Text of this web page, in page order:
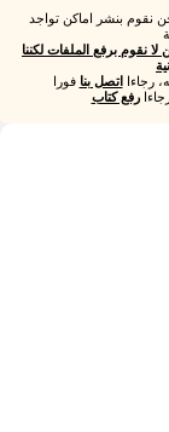
نقوم بنشر اماكن تواجد
لا نقوم برفع الملفات لكننا
رجاءااتصل بنا فورا
رفع كتاب